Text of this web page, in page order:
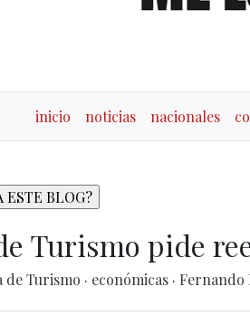
inicio noticias nacionales
Turismo pide
de Turismo · económicas · Fernando